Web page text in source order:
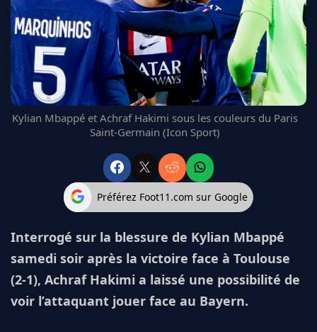
REAL MADRID
FC BARCELONE
MANCHESTER UNITED
CHELSEA
ARSENAL
BAYERN
L'AVIS DE LA RÉDAC'
Kylian Mbappé et Achraf Hakimi sous les couleurs du Paris
Saint-Germain (Icon Sport)
Préférez Foot11.com sur Google
Interrogé sur la blessure de Kylian Mbappé
samedi soir après la victoire face à Toulouse
(2-1), Achraf Hakimi a laissé une possibilité de
voir l’attaquant jouer face au Bayern.